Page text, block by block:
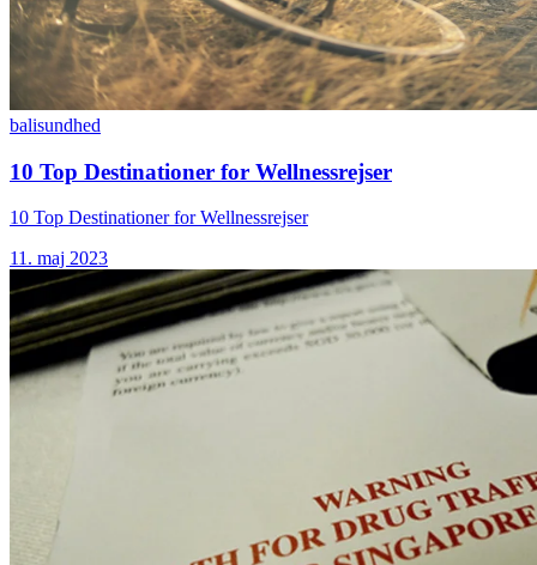
balisundhed
10 Top Destinationer for Wellnessrejser
10 Top Destinationer for Wellnessrejser
11. maj 2023